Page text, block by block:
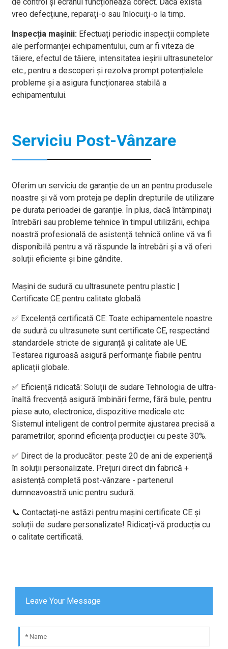
de control și ecranul funcționează corect. Dacă există
vreo defecțiune, reparați-o sau înlocuiți-o la timp.
Inspecția mașinii: Efectuați periodic inspecții complete
ale performanței echipamentului, cum ar fi viteza de
tăiere, efectul de tăiere, intensitatea ieșirii ultrasunetelor
etc., pentru a descoperi și rezolva prompt potențialele
probleme și a asigura funcționarea stabilă a
echipamentului.
Serviciu Post-Vânzare
Oferim un serviciu de garanție de un an pentru produsele
noastre și vă vom proteja pe deplin drepturile de utilizare
pe durata perioadei de garanție. În plus, dacă întâmpinați
întrebări sau probleme tehnice în timpul utilizării, echipa
noastră profesională de asistență tehnică online vă va fi
disponibilă pentru a vă răspunde la întrebări și a vă oferi
soluții eficiente și bine gândite.
Mașini de sudură cu ultrasunete pentru plastic |
Certificate CE pentru calitate globală
✅ Excelență certificată CE: Toate echipamentele noastre
de sudură cu ultrasunete sunt certificate CE, respectând
standardele stricte de siguranță și calitate ale UE.
Testarea riguroasă asigură performanțe fiabile pentru
aplicații globale.
✅ Eficiență ridicată: Soluții de sudare Tehnologia de ultra-
înaltă frecvență asigură îmbinări ferme, fără bule, pentru
piese auto, electronice, dispozitive medicale etc.
Sistemul inteligent de control permite ajustarea precisă a
parametrilor, sporind eficiența producției cu peste 30%.
✅ Direct de la producător: peste 20 de ani de experiență
în soluții personalizate. Prețuri direct din fabrică +
asistență completă post-vânzare - partenerul
dumneavoastră unic pentru sudură.
📞 Contactați-ne astăzi pentru mașini certificate CE și
soluții de sudare personalizate! Ridicați-vă producția cu
o calitate certificată.
Leave Your Message